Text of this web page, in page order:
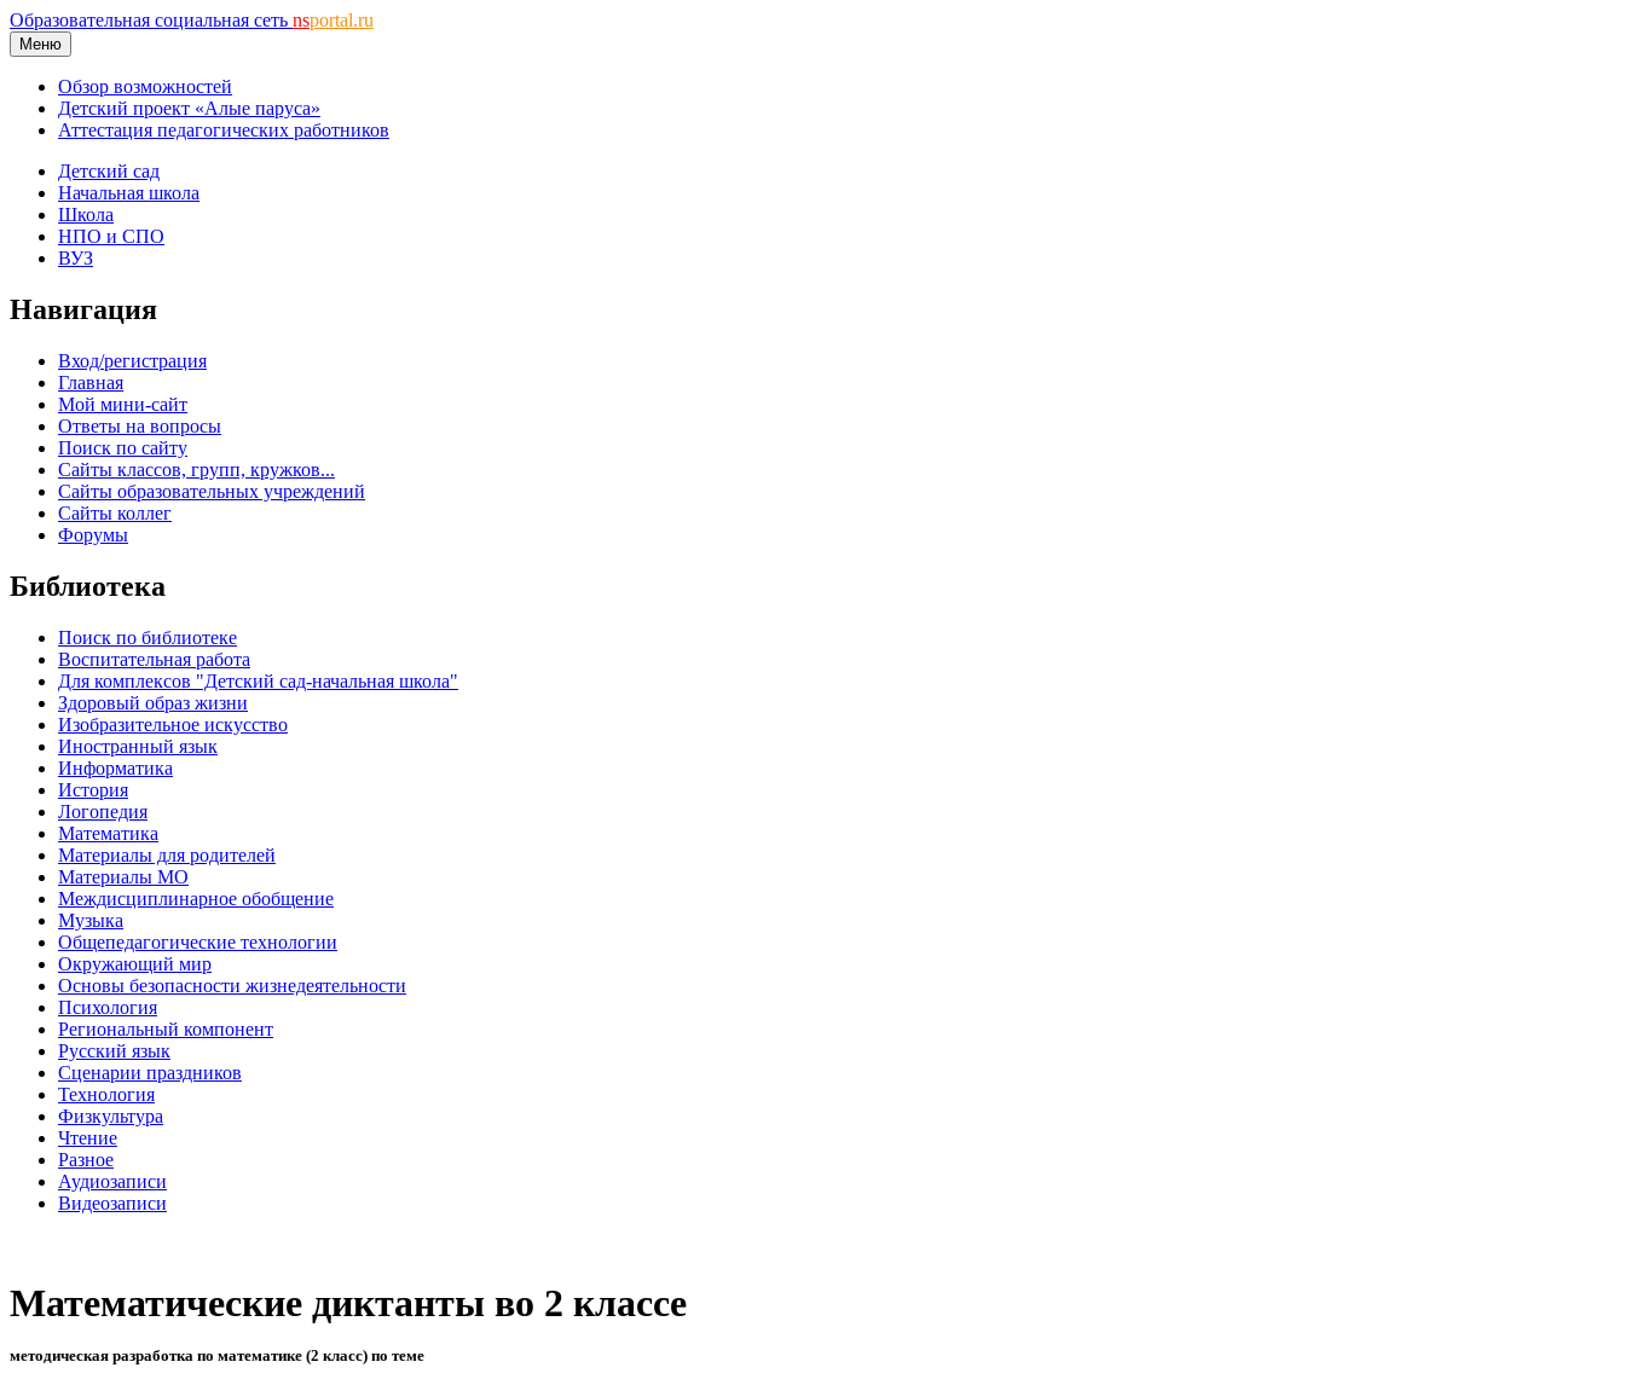
Образовательная социальная сеть nsportal.ru
Меню
Обзор возможностей
Детский проект «Алые паруса»
Аттестация педагогических работников
Детский сад
Начальная школа
Школа
НПО и СПО
ВУЗ
Навигация
Вход/регистрация
Главная
Мой мини-сайт
Ответы на вопросы
Поиск по сайту
Сайты классов, групп, кружков...
Сайты образовательных учреждений
Сайты коллег
Форумы
Библиотека
Поиск по библиотеке
Воспитательная работа
Для комплексов "Детский сад-начальная школа"
Здоровый образ жизни
Изобразительное искусство
Иностранный язык
Информатика
История
Логопедия
Математика
Материалы для родителей
Материалы МО
Междисциплинарное обобщение
Музыка
Общепедагогические технологии
Окружающий мир
Основы безопасности жизнедеятельности
Психология
Региональный компонент
Русский язык
Сценарии праздников
Технология
Физкультура
Чтение
Разное
Аудиозаписи
Видеозаписи
Математические диктанты во 2 классе
методическая разработка по математике (2 класс) по теме